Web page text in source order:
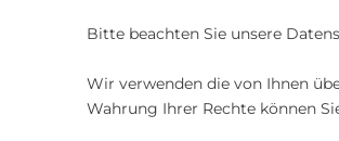
Bitte beachten Sie unsere
Wir verwenden die von Ihnen
Wahrung Ihrer Rechte können